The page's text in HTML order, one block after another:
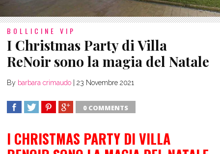
BOLLICINE VIP
I Christmas Party di Villa
ReNoir sono la magia del Natale
By barbara crimaudo 23 Novembre 2021
0 COMMENTS
I CHRISTMAS PARTY DI VILLA